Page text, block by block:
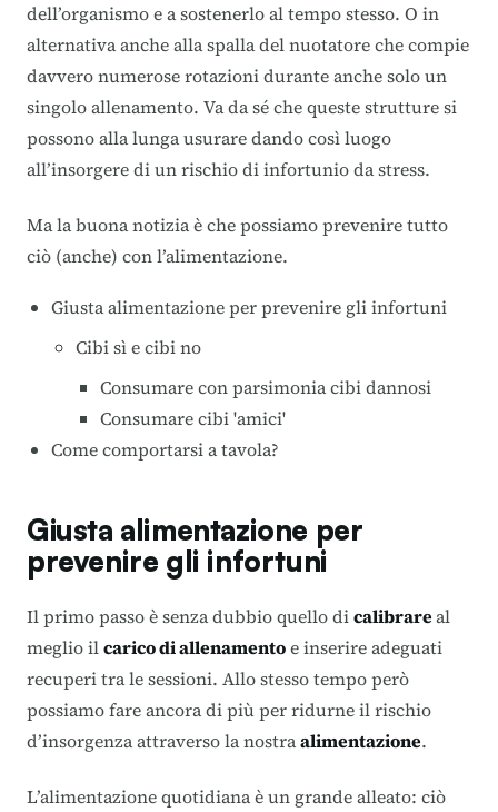
dell’organismo e a sostenerlo al tempo stesso. O in
alternativa anche alla spalla del nuotatore che compie
davvero numerose rotazioni durante anche solo un
singolo allenamento. Va da sé che queste strutture si
possono alla lunga usurare dando così luogo
all’insorgere di un rischio di infortunio da stress.
Ma la buona notizia è che possiamo prevenire tutto
ciò (anche) con l’alimentazione.
Giusta alimentazione per prevenire gli infortuni
Cibi sì e cibi no
Consumare con parsimonia cibi dannosi
Consumare cibi 'amici'
Come comportarsi a tavola?
Giusta alimentazione per
prevenire gli infortuni
Il primo passo è senza dubbio quello dicalibrareal
meglio ilcarico di allenamentoe inserire adeguati
recuperi tra le sessioni. Allo stesso tempo però
possiamo fare ancora di più per ridurne il rischio
d’insorgenza attraverso la nostraalimentazione.
L’alimentazione quotidiana è un grande alleato: ciò